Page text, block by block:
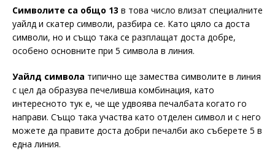
Символите са общо 13 в това число влизат специалните
уайлд и скатер символи, разбира се. Като цяло са доста
символи, но и също така се разплащат доста добре,
особено основните при 5 символа в линия.
Уайлд символа типично ще замества символите в линия
с цел да образува печеливша комбинация, като
интересното тук е, че ще удвоява печалбата когато го
направи. Също така участва като отделен символ и с него
можете да правите доста добри печалби ако съберете 5 в
една линия.